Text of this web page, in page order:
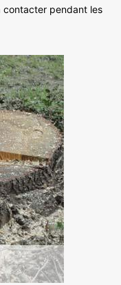
contacter pendant les